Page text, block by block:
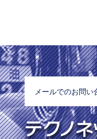
メールでのお問い